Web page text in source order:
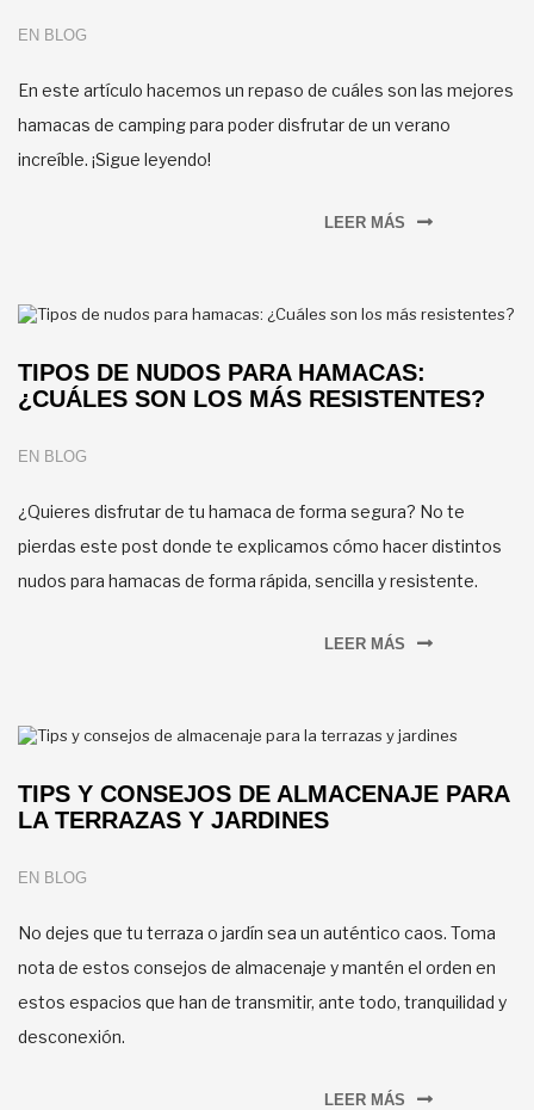
EN BLOG
En este artículo hacemos un repaso de cuáles son las mejores
hamacas de camping para poder disfrutar de un verano
increíble. ¡Sigue leyendo!
LEER MÁS
TIPOS DE NUDOS PARA HAMACAS:
¿CUÁLES SON LOS MÁS RESISTENTES?
EN BLOG
¿Quieres disfrutar de tu hamaca de forma segura? No te
pierdas este post donde te explicamos cómo hacer distintos
nudos para hamacas de forma rápida, sencilla y resistente.
LEER MÁS
TIPS Y CONSEJOS DE ALMACENAJE PARA
LA TERRAZAS Y JARDINES
EN BLOG
No dejes que tu terraza o jardín sea un auténtico caos. Toma
nota de estos consejos de almacenaje y mantén el orden en
estos espacios que han de transmitir, ante todo, tranquilidad y
desconexión.
LEER MÁS